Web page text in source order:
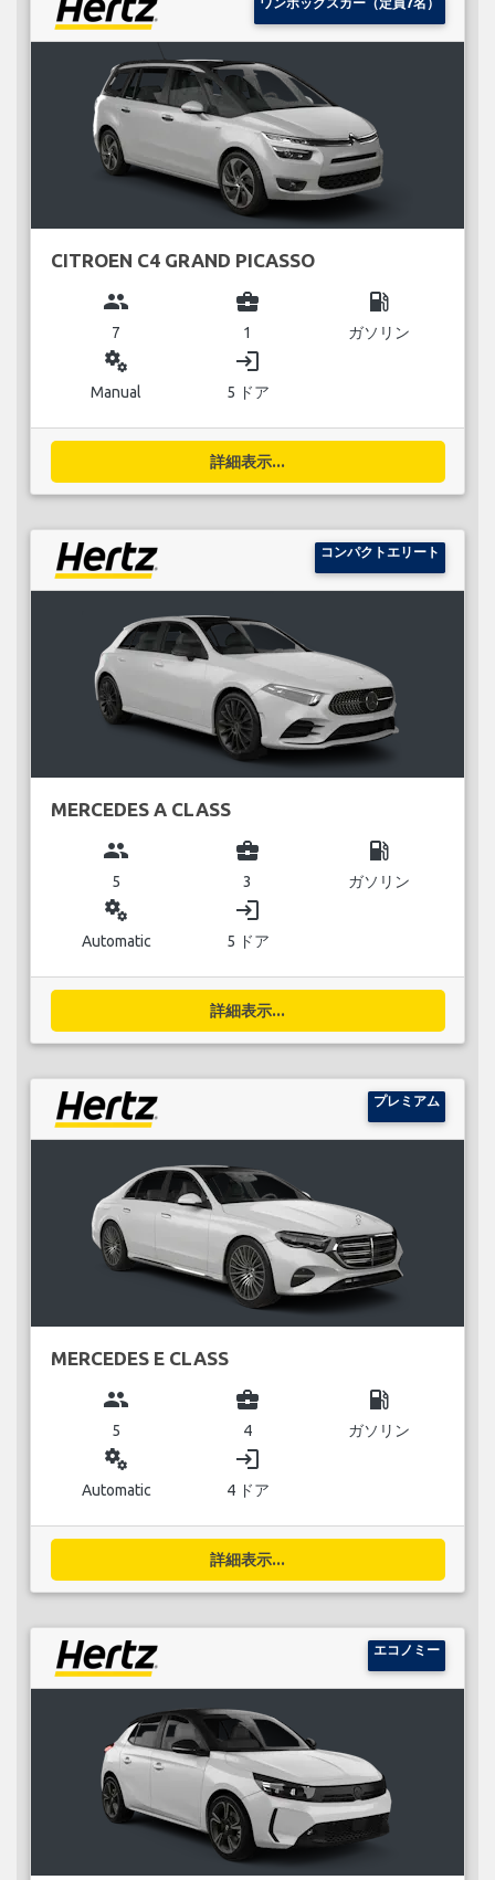
CITROEN C4 GRAND PICASSO
group
7
business_center
1
local_gas_station
ガソリン
miscellaneous_services
Manual
login
5 ドア
詳細表示...
コンパクトエリート
MERCEDES A CLASS
group
5
business_center
3
local_gas_station
ガソリン
miscellaneous_services
Automatic
login
5 ドア
詳細表示...
プレミアム
MERCEDES E CLASS
group
5
business_center
4
local_gas_station
ガソリン
miscellaneous_services
Automatic
login
4 ドア
詳細表示...
エコノミー